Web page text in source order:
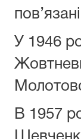
У 1946
В 1957